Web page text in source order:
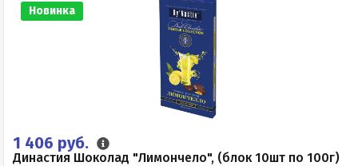
Новинка
1 406 руб.
Династия Шоколад "Лимончело", (блок 10шт по 100г)